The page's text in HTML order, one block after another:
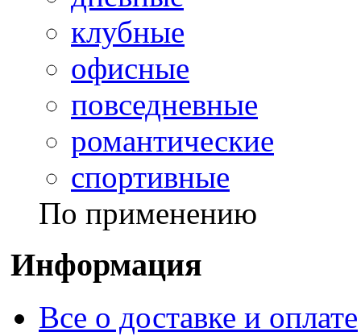
клубные
офисные
повседневные
романтические
спортивные
По применению
Информация
Все о доставке и оплате